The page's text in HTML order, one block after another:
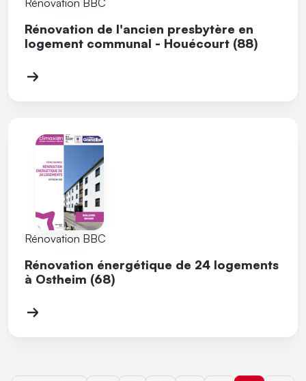
Rénovation de l'ancien presbytère en
logement communal - Houécourt (88)
Rénovation BBC
Rénovation énergétique de 24 logements
à Ostheim (68)